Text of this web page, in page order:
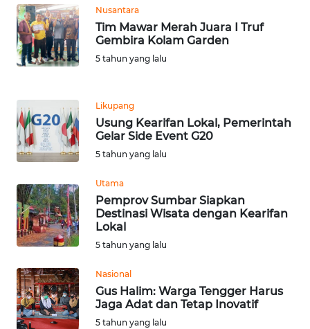
Nusantara
Tim Mawar Merah Juara I Truf
Gembira Kolam Garden
5 tahun yang lalu
Likupang
Usung Kearifan Lokal, Pemerintah
Gelar Side Event G20
5 tahun yang lalu
Utama
Pemprov Sumbar Siapkan
Destinasi Wisata dengan Kearifan
Lokal
5 tahun yang lalu
Nasional
Gus Halim: Warga Tengger Harus
Jaga Adat dan Tetap Inovatif
5 tahun yang lalu
WN
LANGKAT
WN
WN
TANJUNG
LESUNG
WN
KARO
WN
WN
LABUHANBATU